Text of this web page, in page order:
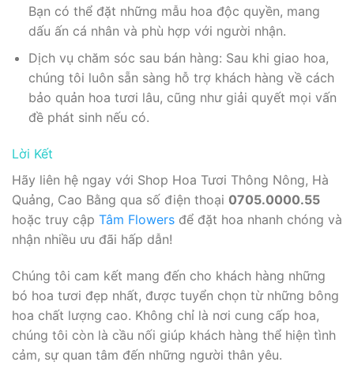
Bạn có thể đặt những mẫu hoa độc quyền, mang
dấu ấn cá nhân và phù hợp với người nhận.
Dịch vụ chăm sóc sau bán hàng: Sau khi giao hoa,
chúng tôi luôn sẵn sàng hỗ trợ khách hàng về cách
bảo quản hoa tươi lâu, cũng như giải quyết mọi vấn
đề phát sinh nếu có.
Lời Kết
Hãy liên hệ ngay với Shop Hoa Tươi Thông Nông, Hà
Quảng, Cao Bằng qua số điện thoại 0705.0000.55
hoặc truy cập Tâm Flowers để đặt hoa nhanh chóng và
nhận nhiều ưu đãi hấp dẫn!
Chúng tôi cam kết mang đến cho khách hàng những
bó hoa tươi đẹp nhất, được tuyển chọn từ những bông
hoa chất lượng cao. Không chỉ là nơi cung cấp hoa,
chúng tôi còn là cầu nối giúp khách hàng thể hiện tình
cảm, sự quan tâm đến những người thân yêu.